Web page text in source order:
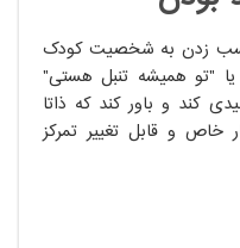
زدن به شخصیت کودک
"تو همیشه تنبل هستی"
کند و باور کند که ذاتاً
خاص و قابل تغییر تمرکز